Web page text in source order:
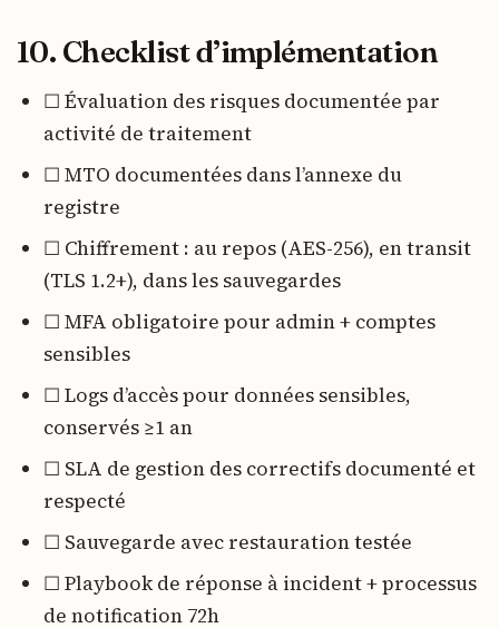
10. Checklist d’implémentation
☐ Évaluation des risques documentée par
activité de traitement
☐ MTO documentées dans l’annexe du
registre
☐ Chiffrement : au repos (AES-256), en transit
(TLS 1.2+), dans les sauvegardes
☐ MFA obligatoire pour admin + comptes
sensibles
☐ Logs d’accès pour données sensibles,
conservés ≥1 an
☐ SLA de gestion des correctifs documenté et
respecté
☐ Sauvegarde avec restauration testée
☐ Playbook de réponse à incident + processus
de notification 72h